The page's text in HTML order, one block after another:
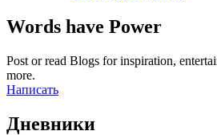
Words have Power
Post or read Blogs for inspiration,
more.
Написать
Дневники